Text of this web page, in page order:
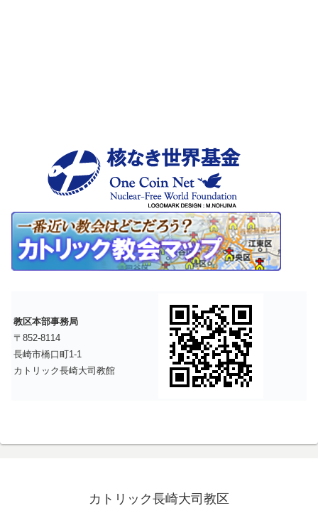
教区本部事務局
〒852-8114
長崎市橋口町1-1
カトリック長崎大司教館
カトリック長崎大司教区